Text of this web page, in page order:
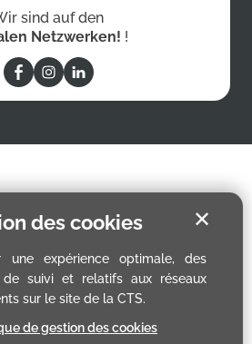
des cookies
une expérience optimale, des
suivi et relatifs aux réseaux
sur le site de la CTS.
de gestion des cookies
✕
sind auf den
Netzwerken! !